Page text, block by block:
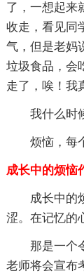
了，一想起来
收走，看见同
气，但是老妈
垃圾食品，会
走了，唉！我
我什么时候
烦恼，每个
成长中的烦恼
成长中的烦
涩。在记忆的
那是一个令
老师将会宣布